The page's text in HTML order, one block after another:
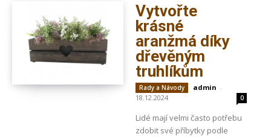
Vytvořte
krásné
aranžmá díky
dřevěným
truhlíkům
Rady a Návody admin -
18.12.2024
0
Lidé mají velmi často potřebu
zdobit své příbytky podle